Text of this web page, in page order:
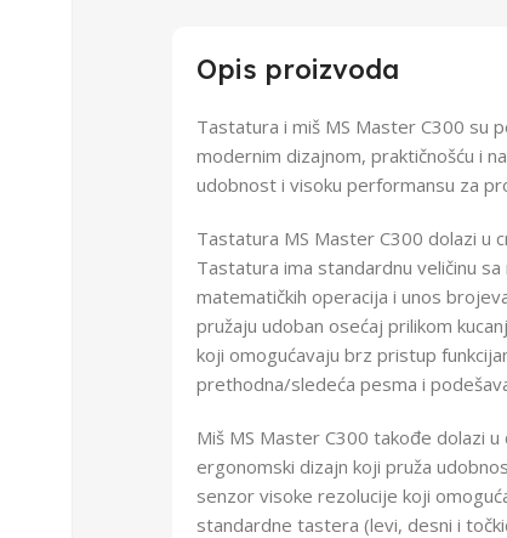
Opis proizvoda
Tastatura i miš MS Master C300 su
modernim dizajnom, praktičnošću i
udobnost i visoku performansu za
Tastatura MS Master C300 dolazi u
Tastatura ima standardnu veličinu
matematičkih operacija i unos
pružaju udoban osećaj prilikom
koji omogućavaju brz pristup
prethodna/sledeća pesma i
Miš MS Master C300 takođe dolazi
ergonomski dizajn koji pruža
senzor visoke rezolucije koji
standardne tastera (levi, desni i